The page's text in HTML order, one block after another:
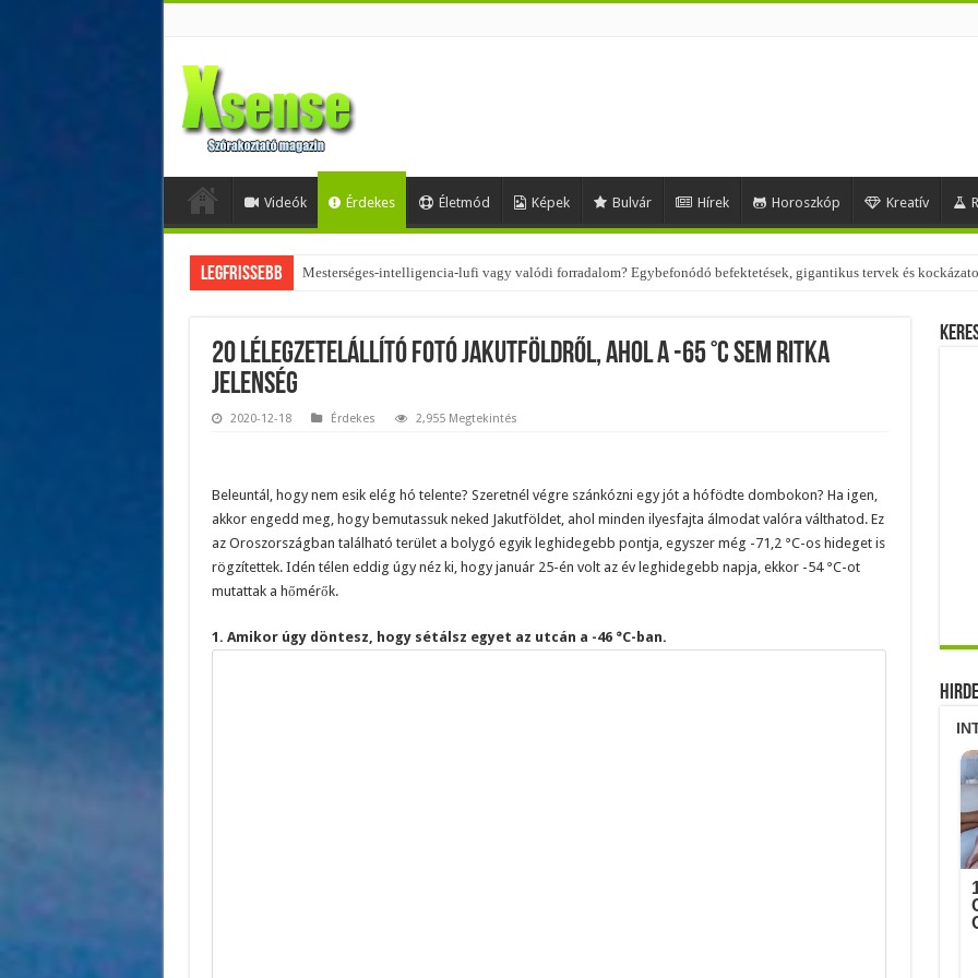
Videók Érdekes Életmód Képek Bulvár Hírek Horoszkóp Kreatív
Legfrissebb Az övtáskák továbbra is trendik – nézd meg, milyen stílusokhoz illenek!
20 lélegzetelállító fotó Jakutföldről, ahol a -65 °C sem ritka
jelenség
2020-12-18 Érdekes 2,955 Megtekintés
Beleuntál, hogy nem esik elég hó telente? Szeretnél végre szánkózni egy jót a hófödte dombokon? Ha igen,
akkor engedd meg, hogy bemutassuk neked Jakutföldet, ahol minden ilyesfajta álmodat valóra válthatod. Ez
az Oroszországban található terület a bolygó egyik leghidegebb pontja, egyszer még -71,2 °C-os hideget is
rögzítettek. Idén télen eddig úgy néz ki, hogy január 25-én volt az év leghidegebb napja, ekkor -54 °C-ot
mutattak a hőmérők.
1. Amikor úgy döntesz, hogy sétálsz egyet az utcán a -46 °C-ban.